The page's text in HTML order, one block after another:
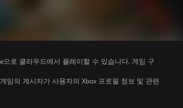
으로 클라우드에서 플레이할 수 있습니다. 게임 구
임의 게시자가 사용자의 Xbox 프로필 정보 및 관련